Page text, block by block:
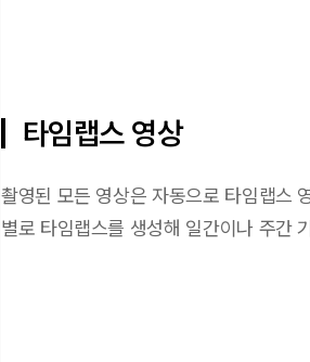
타임랩스 영상
촬영된 모든 영상은 자동으로 타임랩스
별로 타임랩스를 생성해 일간이나 주간